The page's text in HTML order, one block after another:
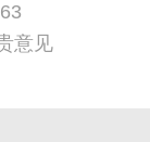
意见